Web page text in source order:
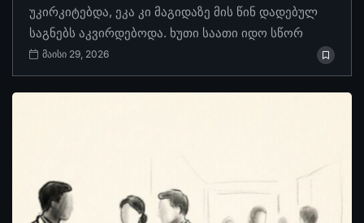
უკირკიტებდა, ეკა კი მაგიდაზე მის წინ დადებულ
საგნებს აკვირდებოდა. ხუთი საათი იდო სწორ
მაისი 29, 2026